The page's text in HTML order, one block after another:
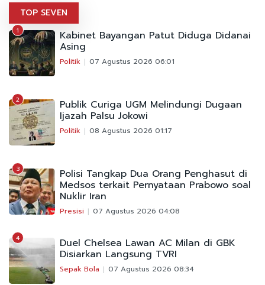
TOP SEVEN
1 Kabinet Bayangan Patut Diduga Didanai
Asing
Politik 07 Agustus 2026 06:01
2 Publik Curiga UGM Melindungi Dugaan
Ijazah Palsu Jokowi
Politik 08 Agustus 2026 01:17
3 Polisi Tangkap Dua Orang Penghasut di
Medsos terkait Pernyataan Prabowo soal
Nuklir Iran
Presisi 07 Agustus 2026 04:08
4 Duel Chelsea Lawan AC Milan di GBK
Disiarkan Langsung TVRI
Sepak Bola 07 Agustus 2026 08:34